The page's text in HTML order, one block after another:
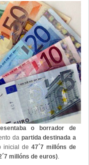
o borrador de
da partida destinada a
inicial de 47´7 millóns de
millóns de euros)